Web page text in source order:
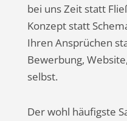
bei uns Zeit statt
Konzept statt
Ihren Ansprüchen
Bewerbung,
selbst.
Der wohl häufigste